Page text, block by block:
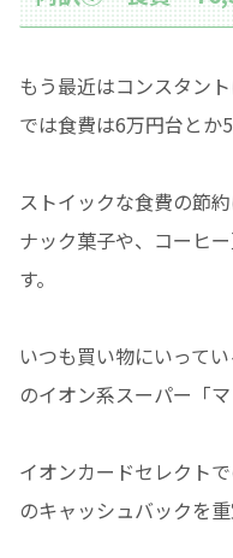
もう最近はコンスタン
では食費は6万円台とか
ストイックな食費の節
ナック菓子や、コーヒ
す。
いつも買い物にいって
のイオン系スーパー「
イオンカードセレクト
のキャッシュバックを重